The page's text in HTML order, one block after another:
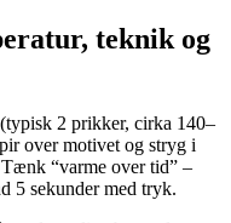
teknik og
2 prikker, cirka 140–
over motivet og stryg i
“varme over tid” –
5 sekunder med tryk.